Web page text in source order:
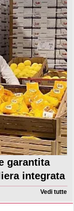
garantita
integrata
Vedi tutte